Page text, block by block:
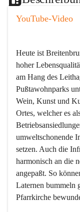
YouTube-Video
Heute ist
hoher
am Hang des
Pußtawohnparks
Wein, Kunst und
Ortes, welcher es
umweltschonende
setzen. Auch die
harmonisch an die
angepaßt. So
Laternen bummeln
Pfarrkirche